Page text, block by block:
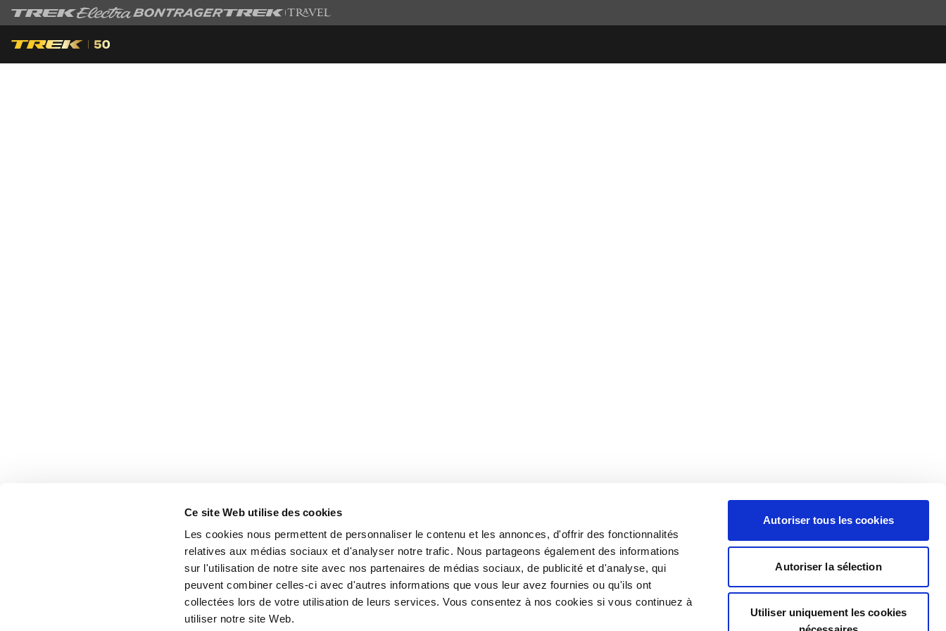
Ce site Web utilise des cookies
Les cookies nous permettent de personnaliser le contenu et les annonces, d'offrir des fonctionnalités
relatives aux médias sociaux et d'analyser notre trafic. Nous partageons également des informations
sur l'utilisation de notre site avec nos partenaires de médias sociaux, de publicité et d'analyse, qui
peuvent combiner celles-ci avec d'autres informations que vous leur avez fournies ou qu'ils ont
collectées lors de votre utilisation de leurs services. Vous consentez à nos cookies si vous continuez à
utiliser notre site Web.
Autoriser tous les cookies
Autoriser la sélection
Utiliser uniquement les cookies